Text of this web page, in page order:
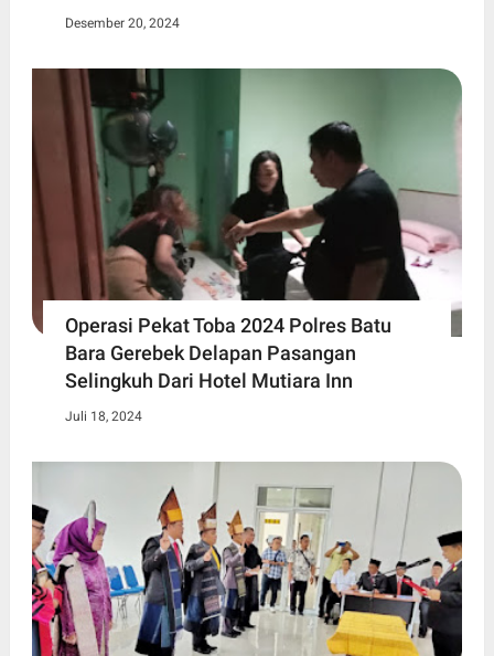
Desember 20, 2024
Operasi Pekat Toba 2024 Polres Batu
Bara Gerebek Delapan Pasangan
Selingkuh Dari Hotel Mutiara Inn
Juli 18, 2024